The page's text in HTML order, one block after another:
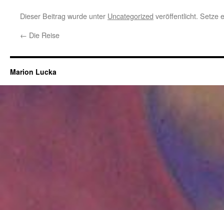
Dieser Beitrag wurde unter Uncategorized veröffentlicht. Setze
← Die Reise
Marion Lucka